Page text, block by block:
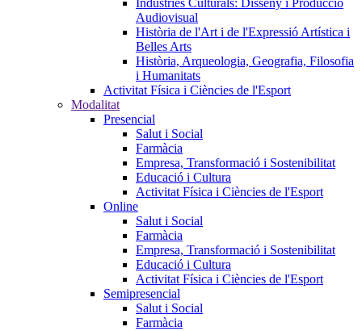
Indústries Culturals: Disseny i Producció
Audiovisual
Història de l'Art i de l'Expressió Artística i
Belles Arts
Història, Arqueologia, Geografia, Filosofia
i Humanitats
Activitat Física i Ciències de l'Esport
Modalitat
Presencial
Salut i Social
Farmàcia
Empresa, Transformació i Sostenibilitat
Educació i Cultura
Activitat Física i Ciències de l'Esport
Online
Salut i Social
Farmàcia
Empresa, Transformació i Sostenibilitat
Educació i Cultura
Activitat Física i Ciències de l'Esport
Semipresencial
Salut i Social
Farmàcia